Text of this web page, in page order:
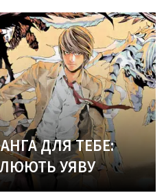
ДЛЯ ТЕБЕ:
УЯВУ